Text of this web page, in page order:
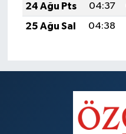
24 Ağu Pts
04:37
25 Ağu Sal
04:38